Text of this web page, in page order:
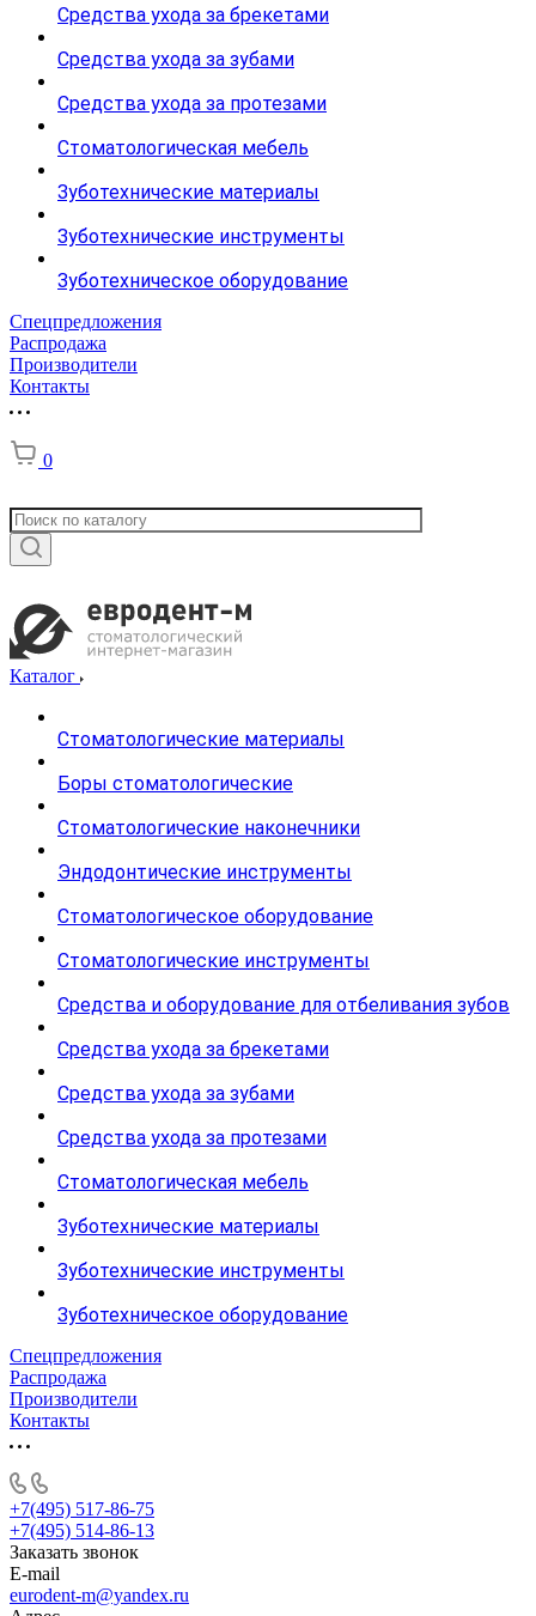
Средства ухода за брекетами
Средства ухода за зубами
Средства ухода за протезами
Стоматологическая мебель
Зуботехнические материалы
Зуботехнические инструменты
Зуботехническое оборудование
Спецпредложения
Распродажа
Производители
Контакты
0
Каталог
Стоматологические материалы
Боры стоматологические
Стоматологические наконечники
Эндодонтические инструменты
Стоматологическое оборудование
Стоматологические инструменты
Средства и оборудование для отбеливания зубов
Средства ухода за брекетами
Средства ухода за зубами
Средства ухода за протезами
Стоматологическая мебель
Зуботехнические материалы
Зуботехнические инструменты
Зуботехническое оборудование
Спецпредложения
Распродажа
Производители
Контакты
+7(495) 517-86-75
+7(495) 514-86-13
Заказать звонок
E-mail
eurodent-m@yandex.ru